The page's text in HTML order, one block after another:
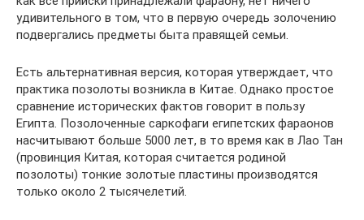
удивительного в том, что в первую очередь золочению
подвергались предметы быта правящей семьи.
Есть альтернативная версия, которая утверждает, что
практика позолоты возникла в Китае. Однако простое
сравнение исторических фактов говорит в пользу
Египта. Позолоченные саркофаги египетских фараонов
насчитывают больше 5000 лет, в то время как в Лао Тан
(провинция Китая, которая считается родиной
позолоты) тонкие золотые пластины производятся
только около 2 тысячелетий.